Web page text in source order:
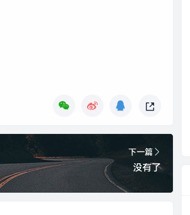
下一篇
没有了